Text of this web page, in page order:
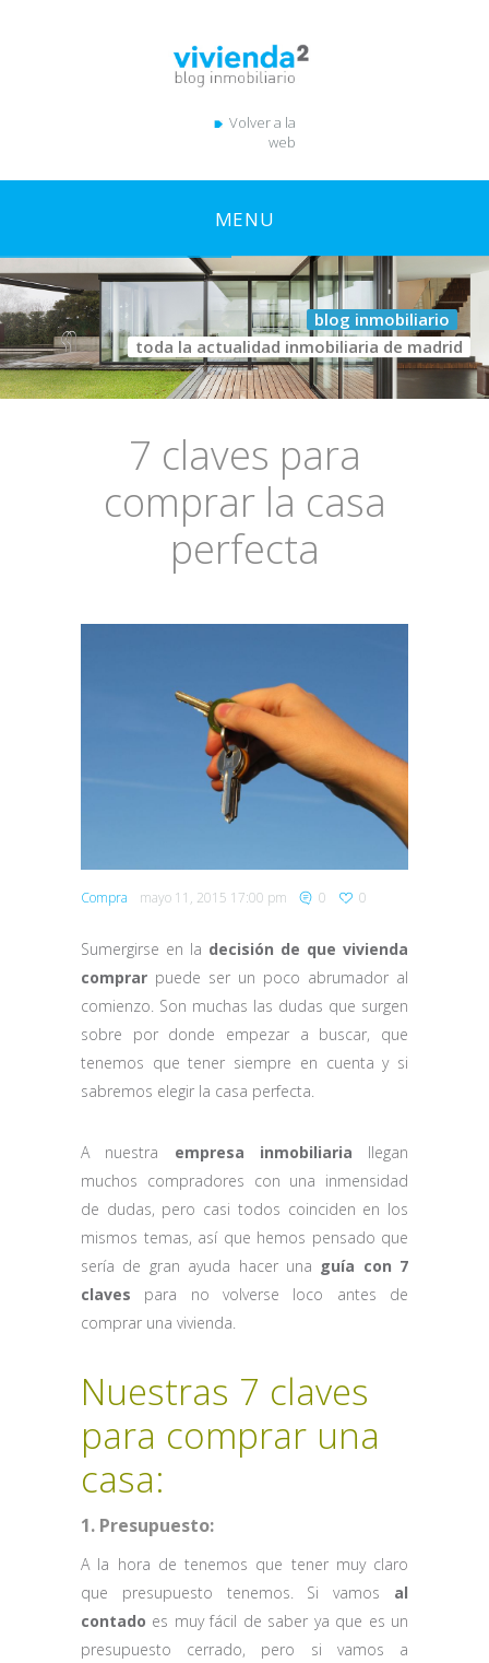
Volver a la
web
MENU
blog inmobiliario
toda la actualidad inmobiliaria de madrid
7 claves para
comprar la casa
perfecta
Compra mayo 11, 2015 17:00 pm 0 0
Sumergirse en la decisión de que vivienda
comprar puede ser un poco abrumador al
comienzo. Son muchas las dudas que surgen
sobre por donde empezar a buscar, que
tenemos que tener siempre en cuenta y si
sabremos elegir la casa perfecta.
A nuestra empresa inmobiliaria llegan
muchos compradores con una inmensidad
de dudas, pero casi todos coinciden en los
mismos temas, así que hemos pensado que
sería de gran ayuda hacer una guía con 7
claves para no volverse loco antes de
comprar una vivienda.
Nuestras 7 claves
para comprar una
casa:
1. Presupuesto:
A la hora de tenemos que tener muy claro
que presupuesto tenemos. Si vamos al
contado es muy fácil de saber ya que es un
presupuesto cerrado, pero si vamos a